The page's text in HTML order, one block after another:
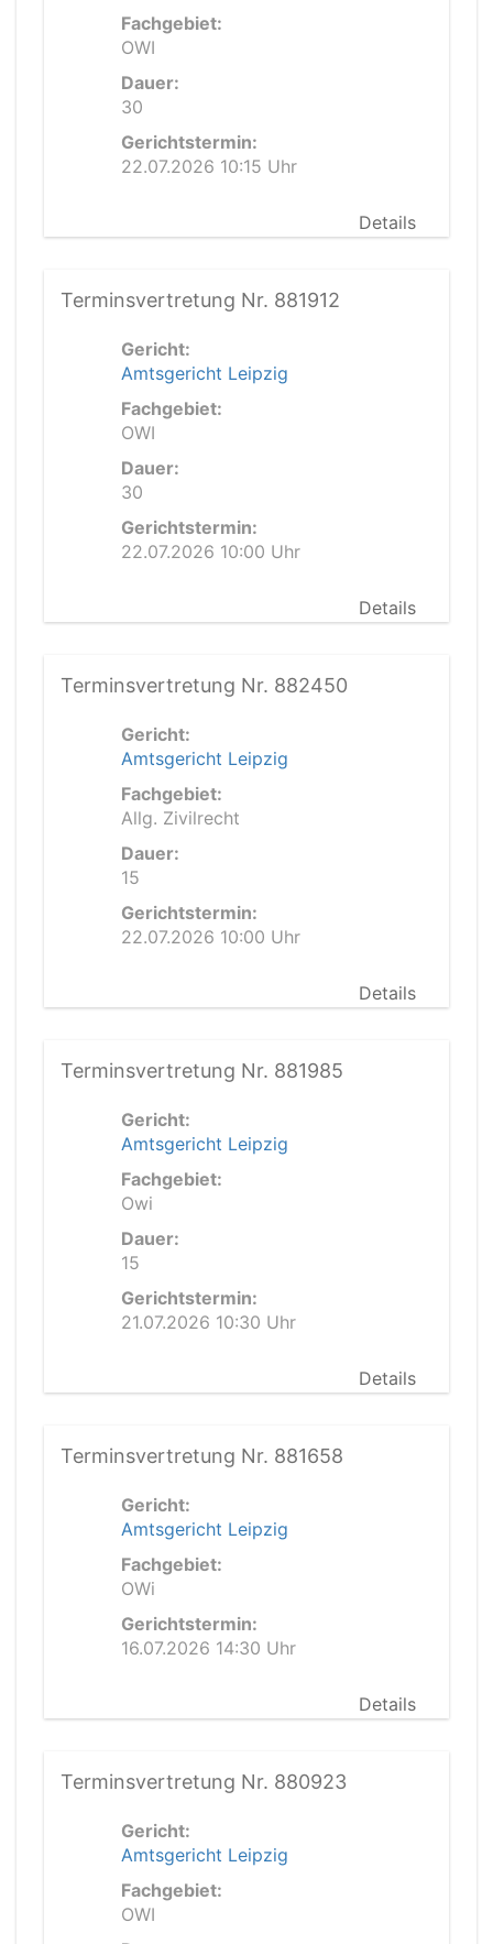
Fachgebiet:
OWI
Dauer:
30
Gerichtstermin:
22.07.2026 10:15 Uhr
Details
Terminsvertretung Nr. 881912
Gericht:
Amtsgericht Leipzig
Fachgebiet:
OWI
Dauer:
30
Gerichtstermin:
22.07.2026 10:00 Uhr
Details
Terminsvertretung Nr. 882450
Gericht:
Amtsgericht Leipzig
Fachgebiet:
Allg. Zivilrecht
Dauer:
15
Gerichtstermin:
22.07.2026 10:00 Uhr
Details
Terminsvertretung Nr. 881985
Gericht:
Amtsgericht Leipzig
Fachgebiet:
Owi
Dauer:
15
Gerichtstermin:
21.07.2026 10:30 Uhr
Details
Terminsvertretung Nr. 881658
Gericht:
Amtsgericht Leipzig
Fachgebiet:
OWi
Gerichtstermin:
16.07.2026 14:30 Uhr
Details
Terminsvertretung Nr. 880923
Gericht:
Amtsgericht Leipzig
Fachgebiet:
OWI